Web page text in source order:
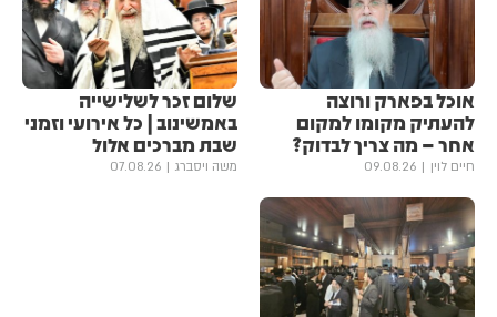
אוכל בפארק ורוצה
להעתיק מקומו למקום
אחר – מה צריך לבדוק?
חיים לוין 09.08.26
שלום זכר לשלישייה
באמשינוב | כל אירועי וזמני
שבת מברכים אלול
משה ויסברג 07.08.26